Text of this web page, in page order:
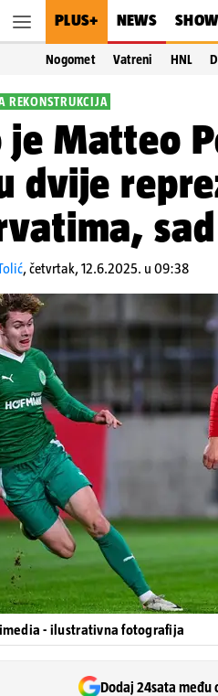
PLUS+ NEWS SHOW
Nogomet Vatreni HNL
REKONSTRUKCIJA
je Matteo
dvije
,četvrtak, 12.6.2025. u 09:38
- ilustrativna fotografija
Dodaj 24sata među